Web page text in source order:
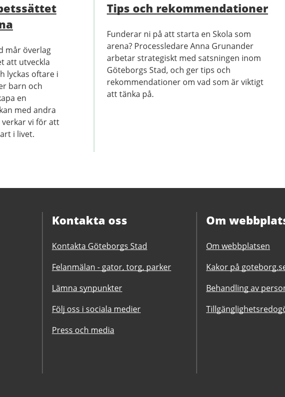
mår överlag
att utveckla
lyckas oftare i
barn och
en
med andra
verkar vi för att
i livet.
Tips och rekommendationer
Funderar ni på att starta en Skola som
arena? Processledare Anna Grunander
arbetar strategiskt med satsningen inom
Göteborgs Stad, och ger tips och
rekommendationer om vad som är viktigt
att tänka på.
Kontakta oss
Kontakta Göteborgs Stad
Felanmälan - gator, torg, parker
Lämna synpunkter
Följ oss i sociala medier
Press och media
Om
Om webbplatsen
Kakor på
Behandling av